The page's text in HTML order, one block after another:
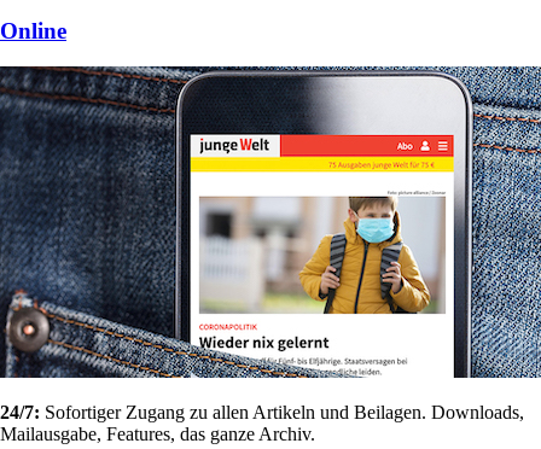
Online
24/7: Sofortiger Zugang zu allen Artikeln und Beilagen. Downloads,
Mailausgabe, Features, das ganze Archiv.